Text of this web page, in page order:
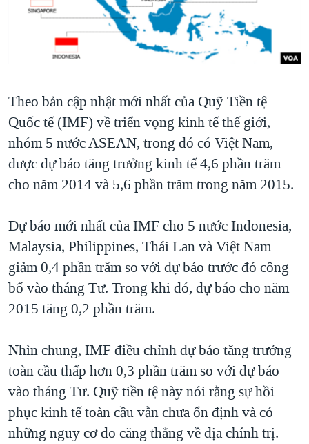
"Tìm"NGƯỜI VIỆT HẢI NGOẠI
ĐỜI SỐNG
SỨC KHOẺ
VĂN HOÁ
THỂ THAO
GIÁO DỤC
TẠI
HÀNH TRÌNH BẦU CỬ 2024
MỘT NĂM CHIẾN TRANH TẠI DẢI GAZA
NGÀY TỊ NẠN THẾ GIỚI
TRỊNH VĨNH BÌNH - NGƯỜI HẠ 'BÊN THẮNG CUỘC'
GROUND ZERO – XƯA VÀ NAY
CHI PHÍ CHIẾN TRANH AFGHANISTAN
THƯỢNG ĐỈNH TRUMP-KIM TẠI VIỆT NAM
TRỊNH VĨNH BÌNH VS. CHÍNH PHỦ VIỆT NAM
NGƯ DÂN VIỆT VÀ LÀN SÓNG TRỘM HẢI SÂM
BÊN KIA QUỐC LỘ: TIẾNG VỌNG TỪ NÔNG THÔN MỸ
VIDEO
Ngôn ngữ khác
Theo bản cập nhật mới nhất của Quỹ Tiền tệ
Quốc tế (IMF) về triển vọng kinh tế thế giới,
nhóm 5 nước ASEAN, trong đó có Việt Nam,
được dự báo tăng trưởng kinh tế 4,6 phần trăm
cho năm 2014 và 5,6 phần trăm trong năm 2015.
Dự báo mới nhất của IMF cho 5 nước Indonesia,
Malaysia, Philippines, Thái Lan và Việt Nam
giảm 0,4 phần trăm so với dự báo trước đó công
bố vào tháng Tư. Trong khi đó, dự báo cho năm
2015 tăng 0,2 phần trăm.
Nhìn chung, IMF điều chỉnh dự báo tăng trưởng
toàn cầu thấp hơn 0,3 phần trăm so với dự báo
vào tháng Tư. Quỹ tiền tệ này nói rằng sự hồi
phục kinh tế toàn cầu vẫn chưa ổn định và có
những nguy cơ do căng thẳng về địa chính trị.